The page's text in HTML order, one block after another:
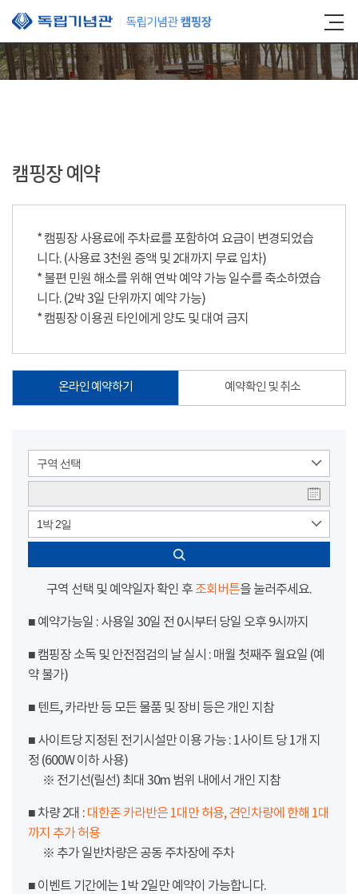
본문 바로가기
캠핑장 예약
* 캠핑장 사용료에 주차료를 포함하여 요금이 변경되었습
니다. (사용료 3천원 증액 및 2대까지 무료 입차)
* 불편 민원 해소를 위해 연박 예약 가능 일수를 축소하였습
니다. (2박 3일 단위까지 예약 가능)
* 캠핑장 이용권 타인에게 양도 및 대여 금지
온라인 예약하기 예약확인 및 취소
구역 선택
1박 2일
구역 선택 및 예약일자 확인 후 조회버튼을 눌러주세요.
■ 예약가능일 : 사용일 30일 전 0시부터 당일 오후 9시까지
■ 캠핑장 소독 및 안전점검의 날 실시 : 매월 첫째주 월요일 (예
약 불가)
■ 텐트, 카라반 등 모든 물품 및 장비 등은 개인 지참
■ 사이트당 지정된 전기시설만 이용 가능 : 1사이트 당 1개 지
정 (600W 이하 사용)
※ 전기선(릴선) 최대 30m 범위 내에서 개인 지참
■ 차량 2대 : 대한존 카라반은 1대만 허용, 견인차량에 한해 1대
까지 추가 허용
※ 추가 일반차량은 공동 주차장에 주차
■ 이벤트 기간에는 1박 2일만 예약이 가능합니다.